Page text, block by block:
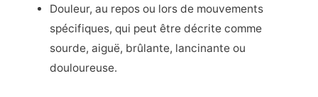
Douleur, au repos ou lors de mouvements
spécifiques, qui peut être décrite comme
sourde, aiguë, brûlante, lancinante ou
douloureuse.